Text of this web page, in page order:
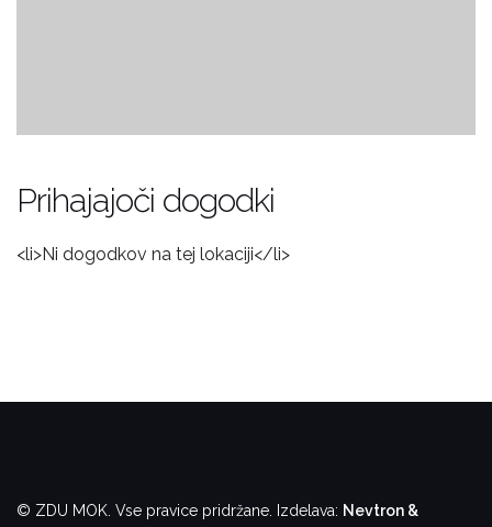
Prihajajoči dogodki
<li>Ni dogodkov na tej lokaciji</li>
© ZDU MOK. Vse pravice pridržane. Izdelava: Nevtron &